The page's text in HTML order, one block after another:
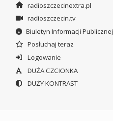
radioszczecinextra.pl
radioszczecin.tv
Biuletyn Informacji Publicznej
Posłuchaj teraz
Logowanie
DUŻA CZCIONKA
DUŻY KONTRAST